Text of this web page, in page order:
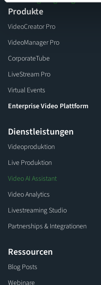
Produkte
VideoCreator Pro
VideoManager Pro
CorporateTube
LiveStream Pro
Virtual Events
Enterprise Video Plattform
Dienstleistungen
Videoproduktion
Live Produktion
Video AI Assistant
Video Analytics
Livestreaming Studio
Partnerships & Integrationen
Ressourcen
Blog Posts